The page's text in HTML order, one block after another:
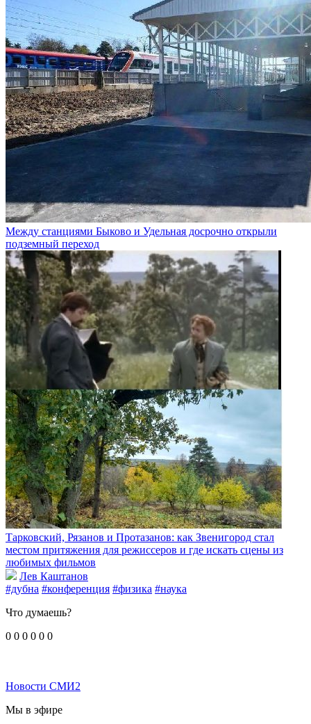
Между станциями Быково и Удельная досрочно открыли
подземный переход
Тарковский, Рязанов и Протазанов: как Звенигород стал
местом притяжения для режиссеров и где искать сцены из
любимых фильмов
Лев Каштанов
#дубна #конференция #физика #наука
Что думаешь?
0 0 0 0 0 0
Новости СМИ2
Мы в эфире